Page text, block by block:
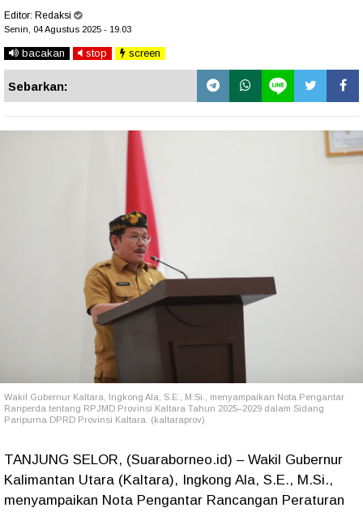
Editor: Redaksi
Senin, 04 Agustus 2025 - 19.03
bacakan stop screen
Sebarkan:
Wakil Gubernur Kaltara, Ingkong Ala, S.E., M.Si., menyampaikan Nota Pengantar
Ranperda tentang RPJMD Provinsi Kaltara Tahun 2025–2029 dalam Sidang
Paripurna DPRD Provinsi Kaltara. (kaltaraprov)
TANJUNG SELOR, (Suaraborneo.id) – Wakil Gubernur
Kalimantan Utara (Kaltara), Ingkong Ala, S.E., M.Si.,
menyampaikan Nota Pengantar Rancangan Peraturan